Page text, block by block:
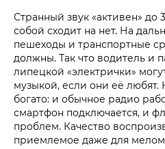
Странный звук «активен» до
собой сходит на нет. На
пешеходы и транспортные
должны. Так что водитель и
липецкой «электрички»
музыкой, если они её любят.
богато: и обычное радио
смартфон подключается, и
проблем. Качество
приемлемое даже для